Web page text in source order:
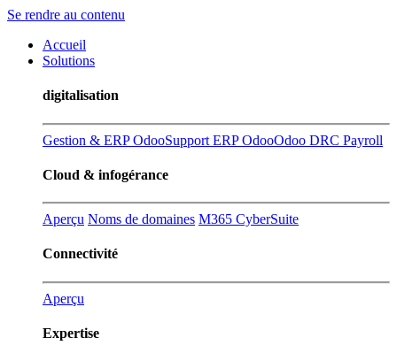
Se rendre au contenu
Accueil
Solutions
digitalisation
Gestion & ERP OdooSupport ERP OdooOdoo DRC Payroll
Cloud & infogérance
Aperçu Noms de domaines M365 CyberSuite
Connectivité
Aperçu
Expertise